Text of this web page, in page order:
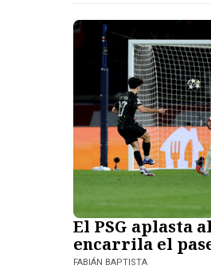
El PSG aplasta
encarrila el
FABIÁN BAPTISTA